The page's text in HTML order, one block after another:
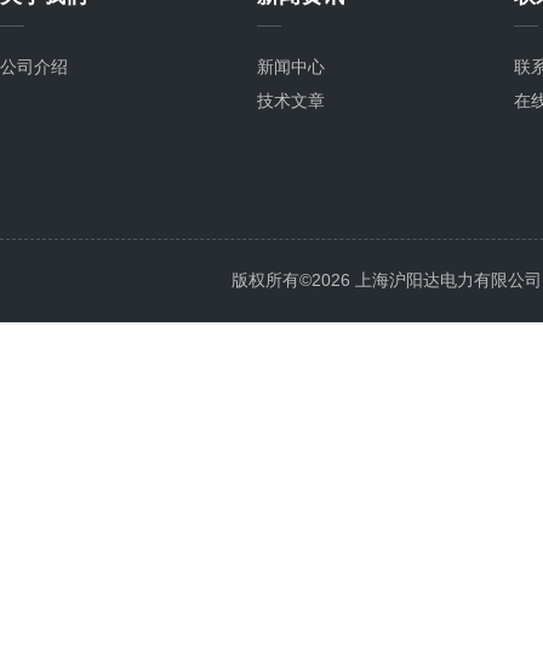
公司介绍
新闻中心
技术文章
联
在
版权所有©2026 上海沪阳达电力有限公